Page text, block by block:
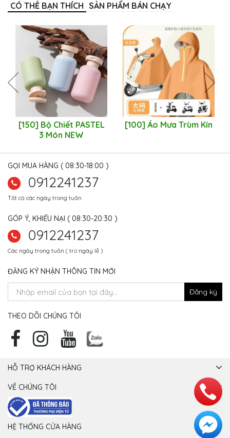
CÓ THỂ BẠN THÍCH SẢN PHẨM BÁN CHẠY
[150] Bộ Chiết PASTEL
3 Món NEW
[100] Áo Mưa Trùm Kín
GỌI MUA HÀNG ( 08:30-18:00 )
0912241237
Tất cả các ngày trong tuần
GÓP Ý, KHIẾU NẠI ( 08:30-20:30 )
0912241237
Các ngày trong tuần ( trừ ngày lễ )
ĐĂNG KÝ NHẬN THÔNG TIN MỚI
Đăng ký
THEO DÕI CHÚNG TÔI
HỖ TRỢ KHÁCH HÀNG
VỀ CHÚNG TÔI
HỆ THỐNG CỬA HÀNG